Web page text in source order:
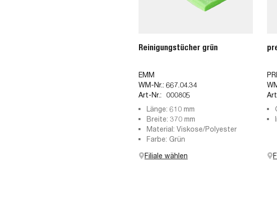
Reinigungstücher grün
EMM
WM-Nr.: 667.04.34
Art-Nr.:
000805
Länge: 610 mm
Breite: 370 mm
Material: Viskose/Polyester
Farbe: Grün
Filiale wählen